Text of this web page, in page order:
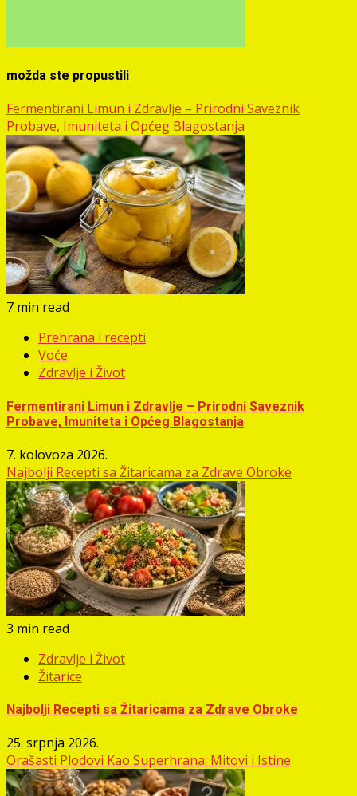
možda ste propustili
Fermentirani Limun i Zdravlje – Prirodni Saveznik
Probave, Imuniteta i Općeg Blagostanja
7 min read
Prehrana i recepti
Voće
Zdravlje i Život
Fermentirani Limun i Zdravlje – Prirodni Saveznik
Probave, Imuniteta i Općeg Blagostanja
7. kolovoza 2026.
Najbolji Recepti sa Žitaricama za Zdrave Obroke
3 min read
Zdravlje i Život
Žitarice
Najbolji Recepti sa Žitaricama za Zdrave Obroke
25. srpnja 2026.
Orašasti Plodovi Kao Superhrana: Mitovi i Istine